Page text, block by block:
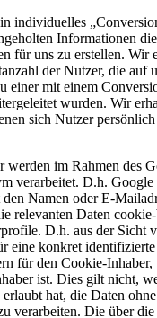
individuelles
Informationen
für uns zu erstellen. Wir
der Nutzer, die auf
einer mit einem
wurden. Wir
sich Nutzer
werden im Rahmen des
verarbeitet. D.h. Google
Namen oder E-
relevanten Daten
D.h. aus der Sicht
eine konkret
für den Cookie-Inhaber,
ist. Dies gilt nicht,
hat, die Daten
verarbeiten. Die über